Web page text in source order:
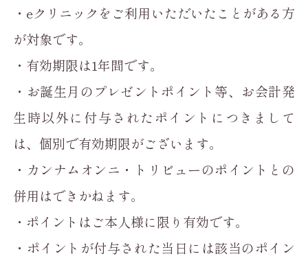
・eクリニックをご利用いただいたことがある方
が対象です。
・有効期限は1年間です。
・お誕生月のプレゼントポイント等、お会計発
生時以外に付与されたポイントにつきまして
は、個別で有効期限がございます。
・カンナムオンニ・トリビューのポイントとの
併用はできかねます。
・ポイントはご本人様に限り有効です。
・ポイントが付与された当日には該当のポイン